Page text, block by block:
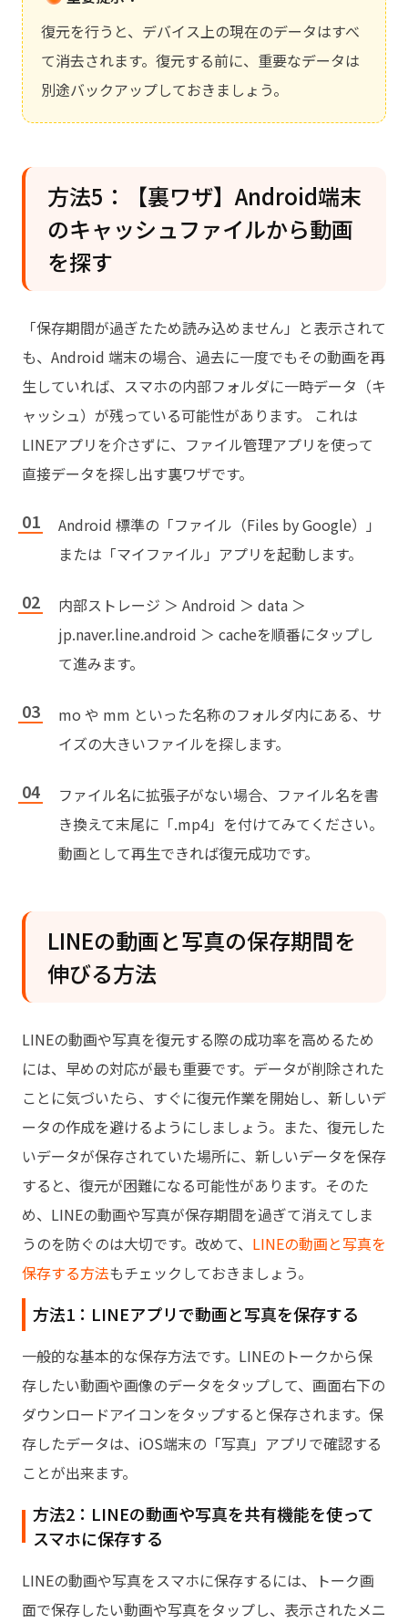
復元を行うと、デバイス上の現在のデータはすべ
て消去されます。復元する前に、重要なデータは
別途バックアップしておきましょう。
方法5：【裏ワザ】Android端末
のキャッシュファイルから動画
を探す
「保存期間が過ぎたため読み込めません」と表示されて
も、Android 端末の場合、過去に一度でもその動画を再
生していれば、スマホの内部フォルダに一時データ（キ
ャッシュ）が残っている可能性があります。 これは
LINEアプリを介さずに、ファイル管理アプリを使って
直接データを探し出す裏ワザです。
Android 標準の「ファイル（Files by Google）」
または「マイファイル」アプリを起動します。
内部ストレージ ＞ Android ＞ data ＞
jp.naver.line.android ＞ cacheを順番にタップし
て進みます。
mo や mm といった名称のフォルダ内にある、サ
イズの大きいファイルを探します。
ファイル名に拡張子がない場合、ファイル名を書
き換えて末尾に「.mp4」を付けてみてください。
動画として再生できれば復元成功です。
LINEの動画と写真の保存期間を
伸びる方法
LINEの動画や写真を復元する際の成功率を高めるため
には、早めの対応が最も重要です。データが削除された
ことに気づいたら、すぐに復元作業を開始し、新しいデ
ータの作成を避けるようにしましょう。また、復元した
いデータが保存されていた場所に、新しいデータを保存
すると、復元が困難になる可能性があります。そのた
め、LINEの動画や写真が保存期間を過ぎて消えてしま
うのを防ぐのは大切です。改めて、 LINEの動画と写真を
保存する方法もチェックしておきましょう。
方法1：LINEアプリで動画と写真を保存する
一般的な基本的な保存方法です。LINEのトークから保
存したい動画や画像のデータをタップして、画面右下の
ダウンロードアイコンをタップすると保存されます。保
存したデータは、iOS端末の「写真」アプリで確認する
ことが出来ます。
方法2：LINEの動画や写真を共有機能を使って
スマホに保存する
LINEの動画や写真をスマホに保存するには、トーク画
面で保存したい動画や写真をタップし、表示されたメニ